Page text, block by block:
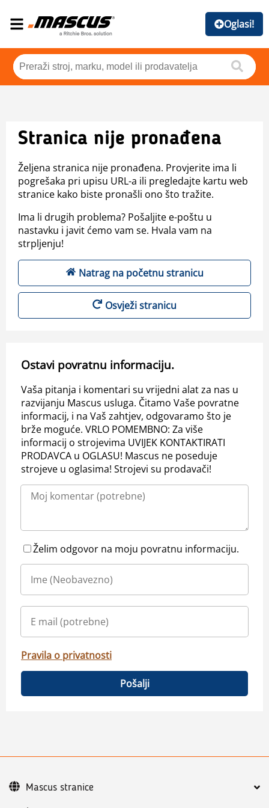
Oglasi!
Stranica nije pronađena
Željena stranica nije pronađena. Provjerite ima li
pogrešaka pri upisu URL-a ili pregledajte kartu web
stranice kako biste pronašli ono što tražite.
Ima li drugih problema? Pošaljite e-poštu u
nastavku i javit ćemo vam se. Hvala vam na
strpljenju!
Natrag na početnu stranicu
Osvježi stranicu
Ostavi povratnu informaciju.
Vaša pitanja i komentari su vrijedni alat za nas u
razvijanju Mascus usluga. Čitamo Vaše povratne
informacij, i na Vaš zahtjev, odgovaramo što je
brže moguće. VRLO POMEMBNO: Za više
informacij o strojevima UVIJEK KONTAKTIRATI
PRODAVCA u OGLASU! Mascus ne poseduje
strojeve u oglasima! Strojevi su prodavači!
Želim odgovor na moju povratnu informaciju.
Pravila o privatnosti
Pošalji
Mascus stranice